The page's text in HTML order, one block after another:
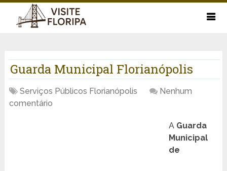
Guarda Municipal Florianópolis
Serviços Públicos Florianópolis
Nenhum
comentário
A Guarda
Municipal
de